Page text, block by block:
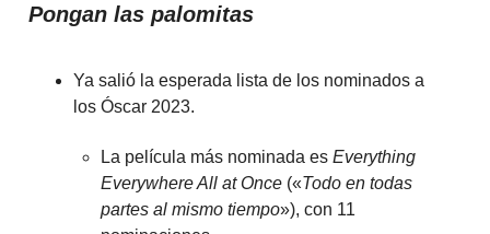
Pongan las palomitas
Ya salió la esperada lista de los nominados a
los Óscar 2023.
La película más nominada es Everything
Everywhere All at Once («Todo en todas
partes al mismo tiempo»), con 11